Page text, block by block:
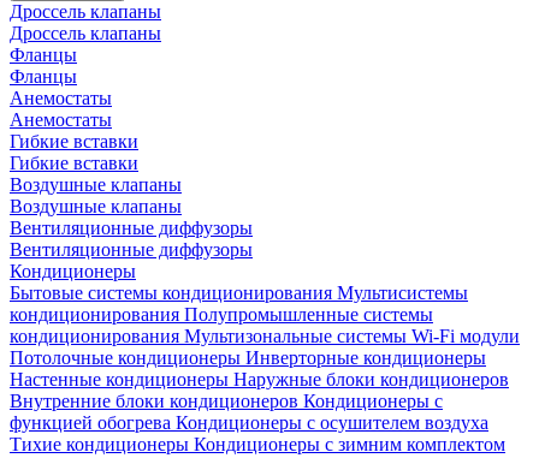
Дроссель клапаны
Дроссель клапаны
Фланцы
Фланцы
Анемостаты
Анемостаты
Гибкие вставки
Гибкие вставки
Воздушные клапаны
Воздушные клапаны
Вентиляционные диффузоры
Вентиляционные диффузоры
Кондиционеры
Бытовые системы кондиционирования Мультисистемы
кондиционирования Полупромышленные системы
кондиционирования Мультизональные системы Wi-Fi модули
Потолочные кондиционеры Инверторные кондиционеры
Настенные кондиционеры Наружные блоки кондиционеров
Внутренние блоки кондиционеров Кондиционеры с
функцией обогрева Кондиционеры с осушителем воздуха
Тихие кондиционеры Кондиционеры с зимним комплектом